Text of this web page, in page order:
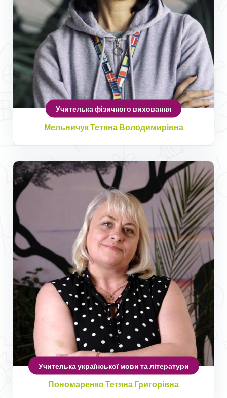
Учителька фізичного виховання
Мельничук Тетяна Володимирівна
Учителька української мови та літератури
Пономаренко Тетяна Григорівна